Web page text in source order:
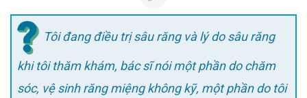
Tôi đang điều trị sâu răng và lý do sâu răng
khi tôi thăm khám, bác sĩ nói một phần do chăm
sóc, vệ sinh răng miệng không kỹ, một phần do tôi